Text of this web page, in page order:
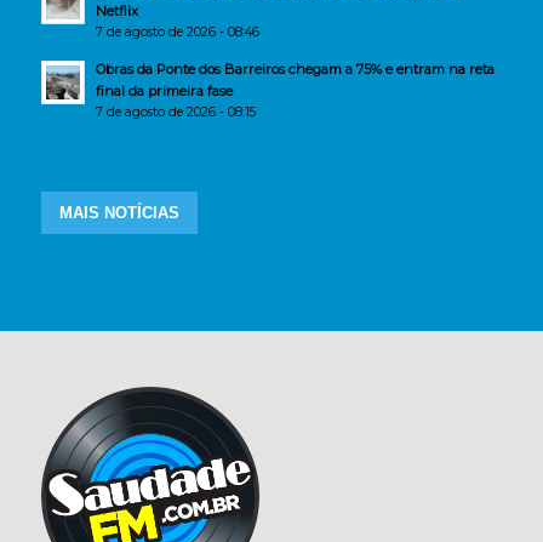
Netflix
7 de agosto de 2026 - 08:46
Obras da Ponte dos Barreiros chegam a 75% e entram na reta
final da primeira fase
7 de agosto de 2026 - 08:15
MAIS NOTÍCIAS